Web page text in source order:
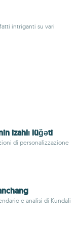
intriganti su vari
izahlı lüğəti
di personalizzazione
e analisi di Kundali